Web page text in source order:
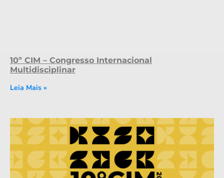
10º CIM – Congresso Internacional
Multidisciplinar
Leia Mais »